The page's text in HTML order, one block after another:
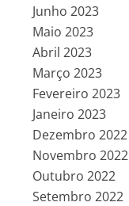
Junho 2023
Maio 2023
Abril 2023
Março 2023
Fevereiro 2023
Janeiro 2023
Dezembro 2022
Novembro 2022
Outubro 2022
Setembro 2022